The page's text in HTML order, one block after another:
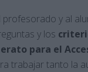
profesorado y al
y los
para el
trabajar tanto la